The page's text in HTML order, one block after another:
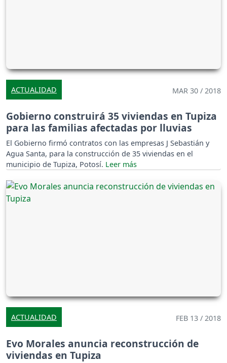
ACTUALIDAD MAR 30 / 2018
Gobierno construirá 35 viviendas en Tupiza
para las familias afectadas por lluvias
El Gobierno firmó contratos con las empresas J Sebastián y
Agua Santa, para la construcción de 35 viviendas en el
municipio de Tupiza, Potosí.
ACTUALIDAD FEB 13 / 2018
Evo Morales anuncia reconstrucción de
viviendas en Tupiza